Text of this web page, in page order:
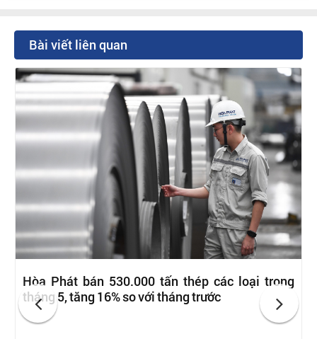
Bài viết liên quan
Hòa Phát bán 530.000 tấn thép các loại trong
tháng 5, tăng 16% so với tháng trước